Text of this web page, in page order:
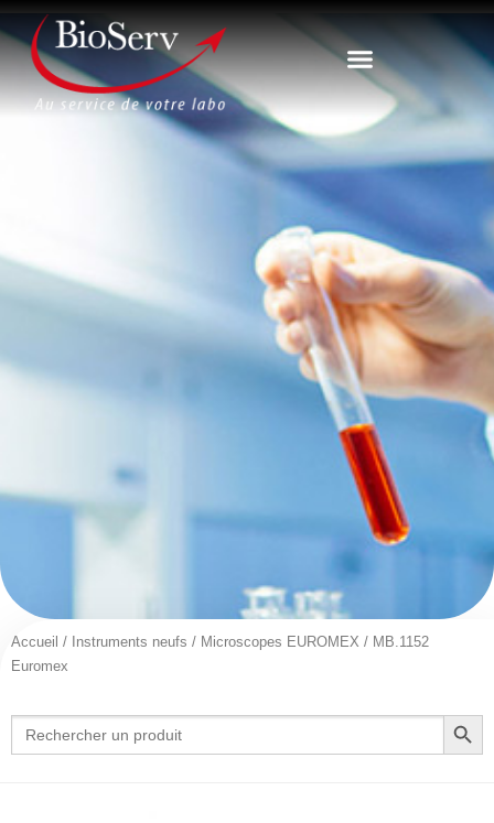
Accueil / Instruments neufs / Microscopes EUROMEX / MB.1152
Euromex
Search
for:
Search Button